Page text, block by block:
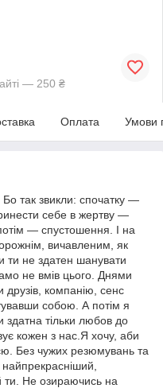
— 250 ₴
Оплата Умови
так звикли: спочатку —
себе в жертву —
— спустошення. І на
вичавленим, як
ти не здатен шанувати
не вмів цього. Днями
друзів, компанію, сенс
собою. А потім я
здатна тільки любов до
кожен з нас.Я хочу, аби
Без чужих резюмувань та
найпрекрасніший,
ти. Не озираючись на